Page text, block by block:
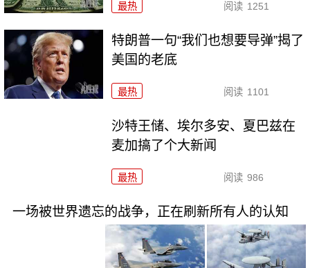
最热 阅读 1251
特朗普一句“我们也想要导弹”揭了
美国的老底
最热 阅读 1101
沙特王储、埃尔多安、夏巴兹在
麦加搞了个大新闻
最热 阅读 986
一场被世界遗忘的战争，正在刷新所有人的认知